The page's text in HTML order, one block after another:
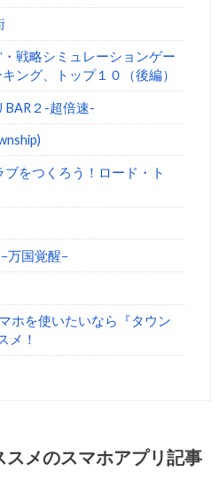
戦略シミュレーションゲー
ング、トップ１０（後編）
BAR２-超倍速-
をつくろう！ロード・ト
万国覚醒−
ホを使いたいなら『タウン
メ！
メのスマホアプリ記事